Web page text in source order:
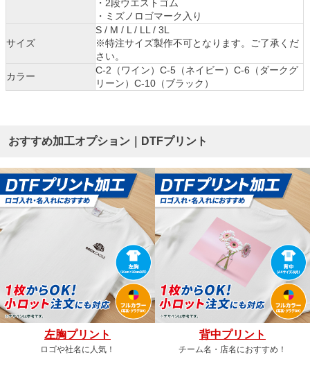
・2段ウエストゴム
・ミズノロゴマーク入り
サイズ
S / M / L / LL / 3L
※特注サイズ製作不可となります。ご了承くだ
さい。
カラー
C-2（ワイン）C-5（ネイビー）C-6（ダークグ
リーン）C-10（ブラック）
おすすめ加工オプション｜DTFプリント
左胸プリント
ロゴや社名に人気！
背中プリント
チーム名・店名におすすめ！